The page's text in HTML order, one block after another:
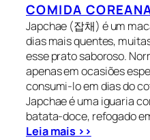
COMIDA
Japchae (잡채) é um
dias mais quentes,
esse prato saboroso.
apenas em ocasiões
consumi-lo em dias do
Japchae é uma iguaria
batata-doce, refogado
Leia mais >>